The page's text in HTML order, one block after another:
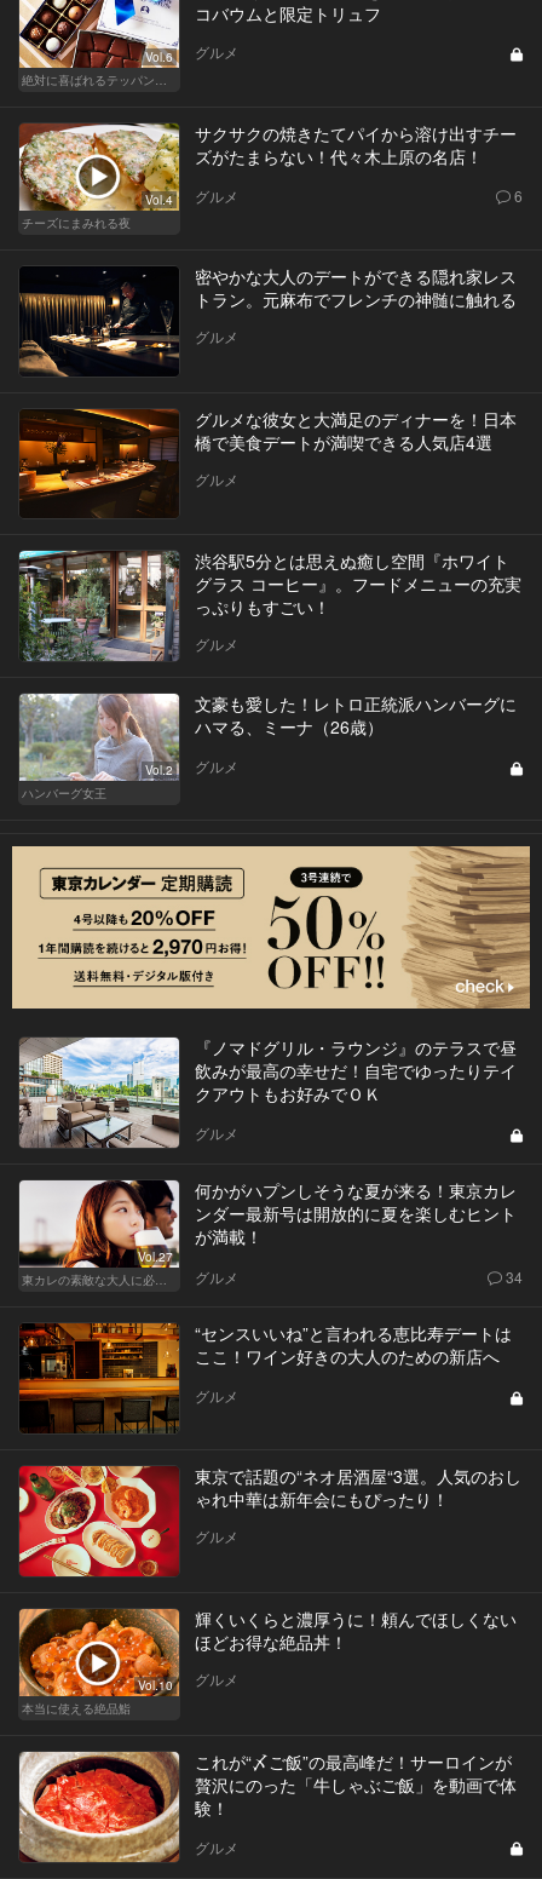
Vol.6
コバウムと限定トリュフ
グルメ
Vol.4
チーズにまみれる夜
サクサクの焼きたてパイから溶け出すチー
ズがたまらない！代々木上原の名店！
グルメ 6
密やかな大人のデートができる隠れ家レス
トラン。元麻布でフレンチの神髄に触れる
グルメ
グルメな彼女と大満足のディナーを！日本
橋で美食デートが満喫できる人気店4選
グルメ
渋谷駅5分とは思えぬ癒し空間『ホワイト
グラス コーヒー』。フードメニューの充実
っぷりもすごい！
グルメ
Vol.2
ハンバーグ女王
文豪も愛した！レトロ正統派ハンバーグに
ハマる、ミーナ（26歳）
グルメ
『ノマドグリル・ラウンジ』のテラスで昼
飲みが最高の幸せだ！自宅でゆったりテイ
クアウトもお好みでＯＫ
グルメ
Vol.27
東カレの素敵な大人に必要なこと
何かがハプンしそうな夏が来る！東京カレ
ンダー最新号は開放的に夏を楽しむヒント
が満載！
グルメ 34
“センスいいね”と言われる恵比寿デートは
ここ！ワイン好きの大人のための新店へ
グルメ
東京で話題の“ネオ居酒屋“3選。人気のおし
ゃれ中華は新年会にもぴったり！
グルメ
Vol.10
本当に使える絶品鮨
輝くいくらと濃厚うに！頼んでほしくない
ほどお得な絶品丼！
グルメ
これが“〆ご飯”の最高峰だ！サーロインが
贅沢にのった「牛しゃぶご飯」を動画で体
験！
グルメ